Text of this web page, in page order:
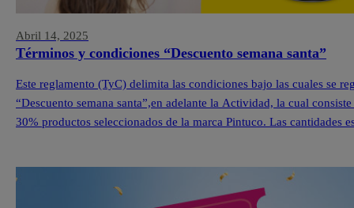
Abril 14, 2025
Términos y condiciones “Descuento semana santa”
Este reglamento (TyC) delimita las condiciones bajo las cuales se
“Descuento semana santa”,en adelante la Actividad, la cual
30% productos seleccionados de la marca Pintuco. Las cantidades